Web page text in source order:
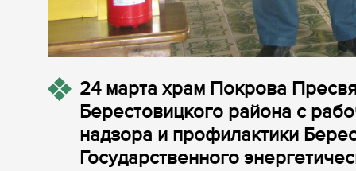
24 марта храм Покрова
Берестовицкого района с
надзора и профилактики
Государственного